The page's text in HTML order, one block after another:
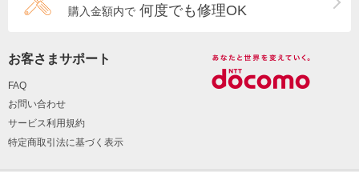
購入金額内で 何度でも修理OK
お客さまサポート
FAQ
お問い合わせ
サービス利用規約
特定商取引法に基づく表示